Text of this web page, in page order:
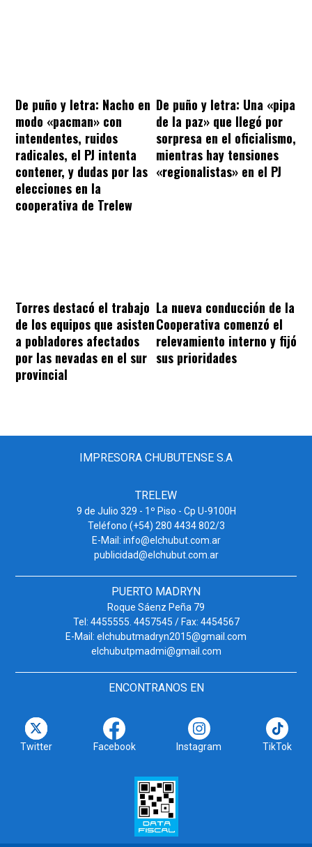
De puño y letra: Nacho en
modo «pacman» con
intendentes, ruidos
radicales, el PJ intenta
contener, y dudas por las
elecciones en la
cooperativa de Trelew
De puño y letra: Una «pipa
de la paz» que llegó por
sorpresa en el oficialismo,
mientras hay tensiones
«regionalistas» en el PJ
Torres destacó el trabajo
de los equipos que asisten
a pobladores afectados
por las nevadas en el sur
provincial
La nueva conducción de la
Cooperativa comenzó el
relevamiento interno y fijó
sus prioridades
IMPRESORA CHUBUTENSE S.A
TRELEW
9 de Julio 329 - 1º Piso - Cp U-9100H
Teléfono (+54) 280 4434 802/3
E-Mail: info@elchubut.com.ar
publicidad@elchubut.com.ar
PUERTO MADRYN
Roque Sáenz Peña 79
Tel: 4455555. 4457545 / Fax: 4454567
E-Mail: elchubutmadryn2015@gmail.com
elchubutpmadmi@gmail.com
ENCONTRANOS EN
Twitter Facebook Instagram TikTok